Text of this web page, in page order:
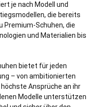
je nach Modell und
die bereits
Premium-Schuhen, die
und Materialien bis
bietet für jeden
– von ambitionierten
Ansprüche an ihr
Modelle unterstützen